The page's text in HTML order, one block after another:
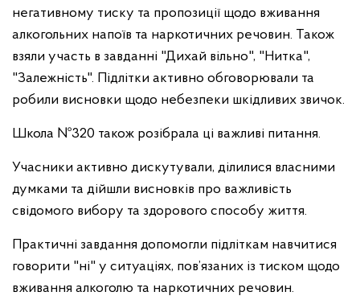
негативному тиску та пропозиції щодо вживання
алкогольних напоїв та наркотичних речовин. Також
взяли участь в завданні "Дихай вільно", "Нитка",
"Залежність". Підлітки активно обговорювали та
робили висновки щодо небезпеки шкідливих звичок.
Школа №320 також розібрала ці важливі питання.
Учасники активно дискутували, ділилися власними
думками та дійшли висновків про важливість
свідомого вибору та здорового способу життя.
Практичні завдання допомогли підліткам навчитися
говорити "ні" у ситуаціях, пов’язаних із тиском щодо
вживання алкоголю та наркотичних речовин.